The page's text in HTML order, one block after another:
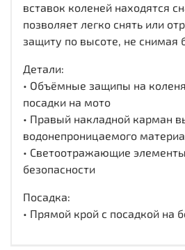
вставок коленей находятся
позволяет легко снять или
защиту по высоте, не снимая
Детали:
• Объёмные защипы на
посадки на мото
• Правый накладной карман
водонепроницаемого
• Светоотражающие
безопасности
Посадка:
• Прямой крой с посадкой на